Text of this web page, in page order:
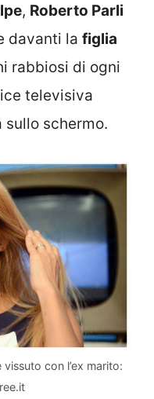
, Roberto Parli
davanti la figlia
rabbiosi di ogni
televisiva
schermo.
con l’ex marito: